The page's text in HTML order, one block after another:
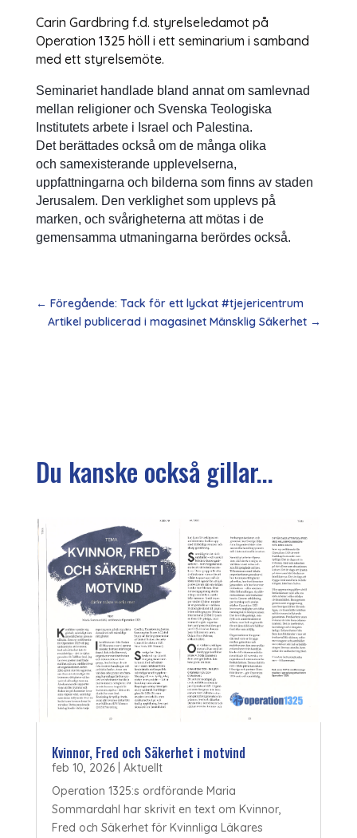
Carin Gardbring f.d. styrelseledamot på
Operation 1325 höll i ett seminarium i samband
med ett styrelsemöte.
Seminariet handlade bland annat om samlevnad
mellan religioner och Svenska Teologiska
Institutets arbete i Israel och Palestina.
Det berättades också om de många olika
och samexisterande upplevelserna,
uppfattningarna och bilderna som finns av staden
Jerusalem. Den verklighet som upplevs på
marken, och svårigheterna att mötas i de
gemensamma utmaningarna berördes också.
← Föregående: Tack för ett lyckat #tjejericentrum
Artikel publicerad i magasinet Mänsklig Säkerhet →
Du kanske också gillar...
Kvinnor, Fred och Säkerhet i motvind
feb 10, 2026| Aktuellt
Operation 1325:s ordförande Maria
Sommardahl har skrivit en text om Kvinnor,
Fred och Säkerhet för Kvinnliga Läkares